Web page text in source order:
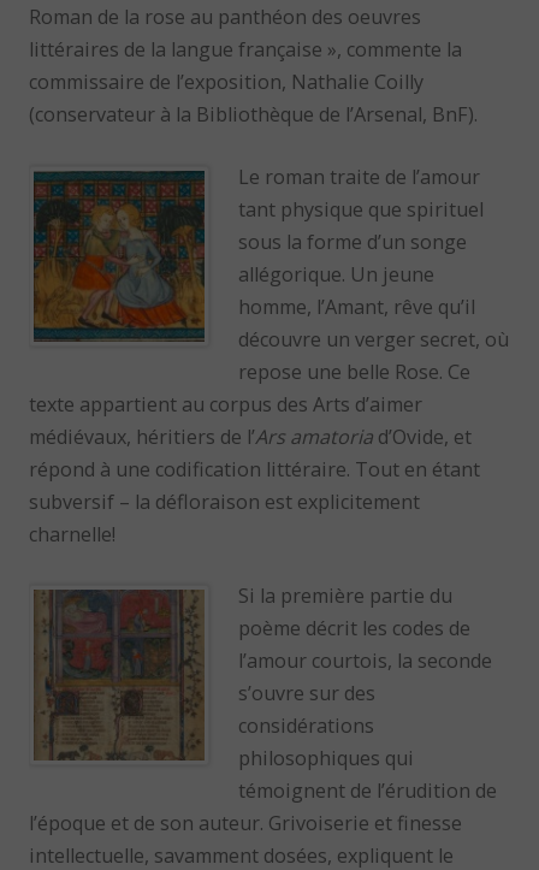
Roman de la rose au panthéon des oeuvres
littéraires de la langue française », commente la
commissaire de l’exposition, Nathalie Coilly
(conservateur à la Bibliothèque de l’Arsenal, BnF).
Le roman traite de l’amour
tant physique que spirituel
sous la forme d’un songe
allégorique. Un jeune
homme, l’Amant, rêve qu’il
découvre un verger secret, où
repose une belle Rose. Ce
texte appartient au corpus des Arts d’aimer
médiévaux, héritiers de l’Ars amatoria d’Ovide, et
répond à une codification littéraire. Tout en étant
subversif – la défloraison est explicitement
charnelle!
Si la première partie du
poème décrit les codes de
l’amour courtois, la seconde
s’ouvre sur des
considérations
philosophiques qui
témoignent de l’érudition de
l’époque et de son auteur. Grivoiserie et finesse
intellectuelle, savamment dosées, expliquent le